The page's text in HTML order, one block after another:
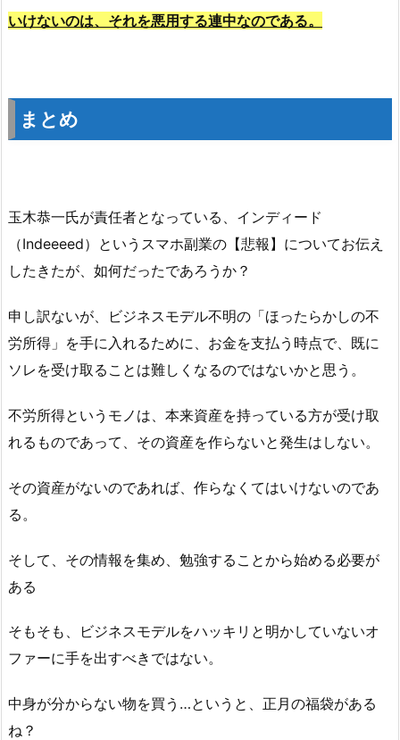
いけないのは、それを悪用する連中なのである。
まとめ
玉木恭一氏が責任者となっている、インディード
（Indeeeed）というスマホ副業の【悲報】についてお伝え
したきたが、如何だったであろうか？
申し訳ないが、ビジネスモデル不明の「ほったらかしの不
労所得」を手に入れるために、お金を支払う時点で、既に
ソレを受け取ることは難しくなるのではないかと思う。
不労所得というモノは、本来資産を持っている方が受け取
れるものであって、その資産を作らないと発生はしない。
その資産がないのであれば、作らなくてはいけないのであ
る。
そして、その情報を集め、勉強することから始める必要が
ある
そもそも、ビジネスモデルをハッキリと明かしていないオ
ファーに手を出すべきではない。
中身が分からない物を買う…というと、正月の福袋がある
ね？